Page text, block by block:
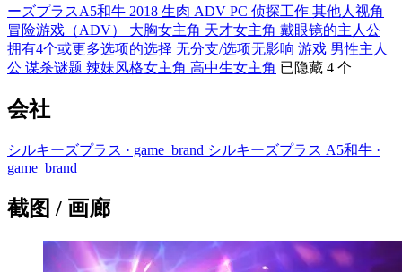
ーズプラスA5和牛 2018 生肉 ADV PC 侦探工作 其他人视角
冒险游戏（ADV）
大胸女主角 天才女主角 戴眼镜的主人公
拥有4个或更多选项的选择 无分支/选项无影响 游戏 男性主人
公 谋杀谜题 辣妹风格女主角 高中生女主角 已隐藏 4 个
会社
シルキーズプラス · game_brand シルキーズプラス A5和牛 ·
game_brand
截图 / 画廊